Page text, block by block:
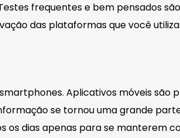
frequentes e bem pensados
das plataformas que você
Aplicativos móveis são
se tornou uma grande
dias apenas para se manterem